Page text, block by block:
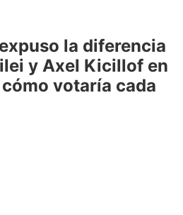
la diferencia
y Axel Kicillof en
votaría cada